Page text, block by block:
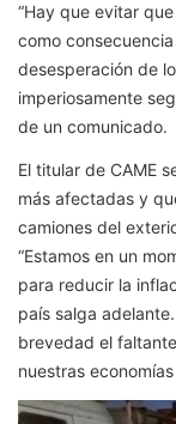
“Hay que evitar
como
desesperación de
imperiosamente
de un comunicado.
El titular de CAME
más afectadas y
camiones del
“Estamos en un
para reducir la
país salga
brevedad el
nuestras